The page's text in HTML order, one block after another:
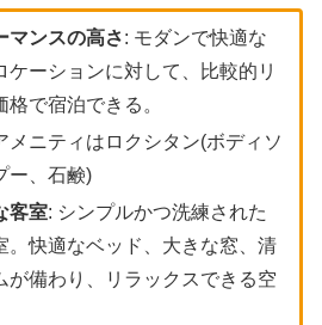
マンスの高さ: モダンで快適な
ケーションに対して、比較的リ
で宿泊できる。
メニティはロクシタン(ボディソ
ー、石鹸)
客室: シンプルかつ洗練された
。快適なベッド、大きな窓、清
が備わり、リラックスできる空